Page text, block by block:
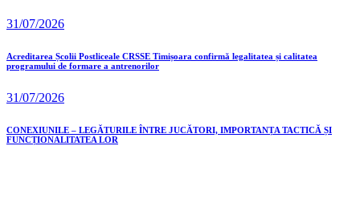
31/07/2026
Acreditarea Școlii Postliceale CRSSE Timișoara confirmă legalitatea și calitatea
programului de formare a antrenorilor
31/07/2026
CONEXIUNILE – LEGĂTURILE ÎNTRE JUCĂTORI, IMPORTANȚA TACTICĂ ȘI
FUNCȚIONALITATEA LOR